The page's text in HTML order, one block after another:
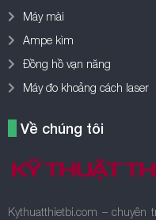
Máy mài
Ampe kìm
Đồng hồ vạn năng
Máy đo khoảng cách laser
Về chúng tôi
Kythuatthietbi.com – chuyên